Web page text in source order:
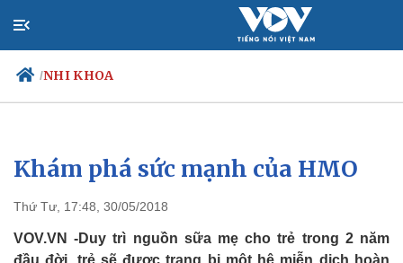
/NHI KHOA
Chính trị
Tổ chức nhân sự
Quốc hội
Nhận diện sự thật
Xã hội
Giáo dục
Dấu ấn VOV
Khám phá sức mạnh của HMO
Thứ Tư, 17:48, 30/05/2018
VOV.VN -Duy trì nguồn sữa mẹ cho trẻ trong 2 năm
đầu đời, trẻ sẽ được trang bị một hệ miễn dịch hoàn